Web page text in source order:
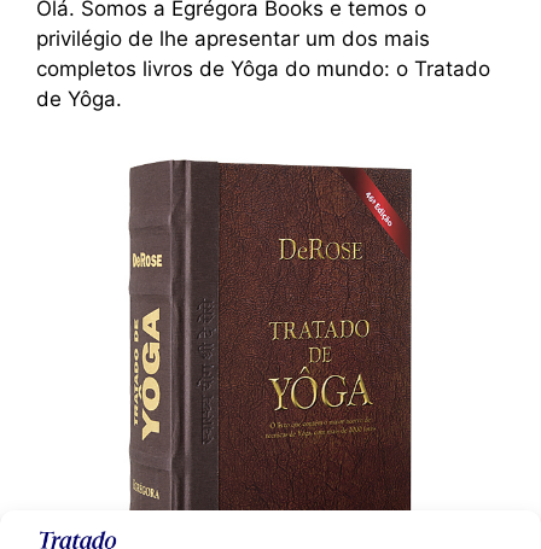
Olá. Somos a Egrégora Books e temos o
privilégio de lhe apresentar um dos mais
completos livros de Yôga do mundo: o Tratado
de Yôga.